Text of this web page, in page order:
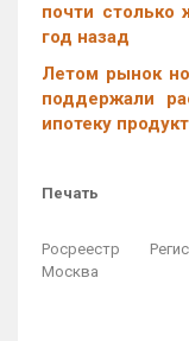
почти
год назад
Летом рынок
поддержали
ипотеку
Печать
Росреестр
Москва